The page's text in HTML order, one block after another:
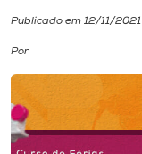
Cultura
Publicado em 12/11/2021
Por